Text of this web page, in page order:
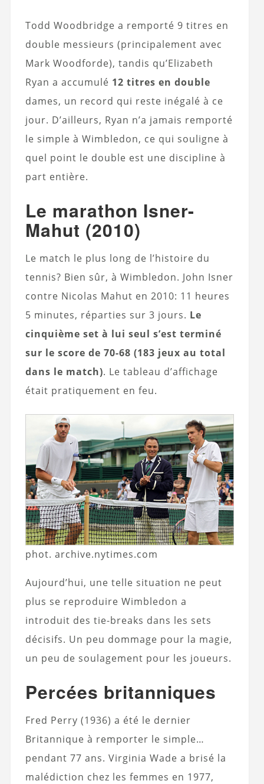
Todd Woodbridge a remporté 9 titres en
double messieurs (principalement avec
Mark Woodforde), tandis qu’Elizabeth
Ryan a accumulé 12 titres en double
dames, un record qui reste inégalé à ce
jour. D’ailleurs, Ryan n’a jamais remporté
le simple à Wimbledon, ce qui souligne à
quel point le double est une discipline à
part entière.
Le marathon Isner-
Mahut (2010)
Le match le plus long de l’histoire du
tennis? Bien sûr, à Wimbledon. John Isner
contre Nicolas Mahut en 2010: 11 heures
5 minutes, réparties sur 3 jours. Le
cinquième set à lui seul s’est terminé
sur le score de 70-68 (183 jeux au total
dans le match). Le tableau d’affichage
était pratiquement en feu.
phot. archive.nytimes.com
Aujourd’hui, une telle situation ne peut
plus se reproduire Wimbledon a
introduit des tie-breaks dans les sets
décisifs. Un peu dommage pour la magie,
un peu de soulagement pour les joueurs.
Percées britanniques
Fred Perry (1936) a été le dernier
Britannique à remporter le simple…
pendant 77 ans. Virginia Wade a brisé la
malédiction chez les femmes en 1977,